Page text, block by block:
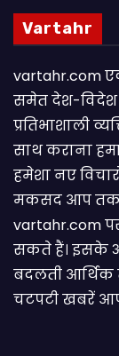
Vartahr
vartahr.com
समेत देश-विदेश
प्रतिभाशाली
साथ कराना
हमेशा नए
मकसद आप तक
vartahr.com
सकते हैं। इसके
बदलती आर्थिक
चटपटी खबरें